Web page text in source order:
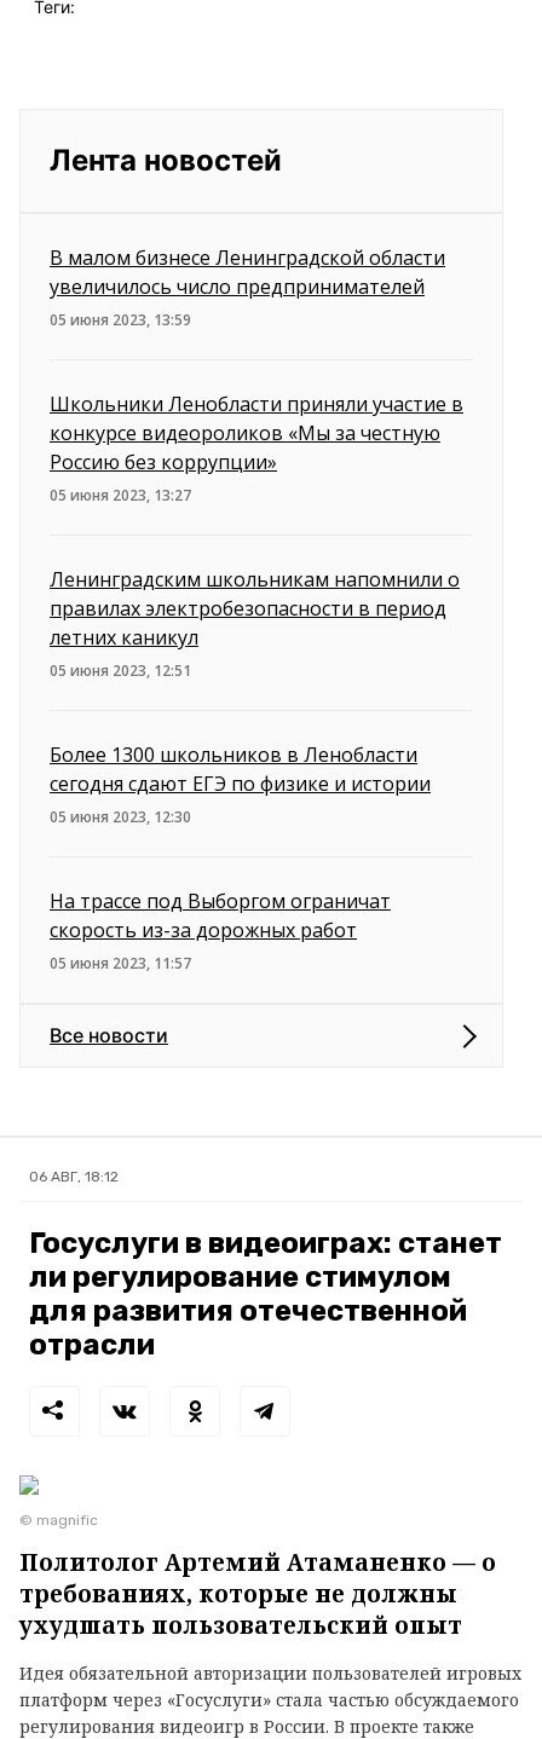
Теги:
Лента новостей
В малом бизнесе Ленинградской области
увеличилось число предпринимателей
05 июня 2023, 13:59
Школьники Ленобласти приняли участие в
конкурсе видеороликов «Мы за честную
Россию без коррупции»
05 июня 2023, 13:27
Ленинградским школьникам напомнили о
правилах электробезопасности в период
летних каникул
05 июня 2023, 12:51
Более 1300 школьников в Ленобласти
сегодня сдают ЕГЭ по физике и истории
05 июня 2023, 12:30
На трассе под Выборгом ограничат
скорость из-за дорожных работ
05 июня 2023, 11:57
Все новости
06 АВГ, 18:12
Госуслуги в видеоиграх: станет
ли регулирование стимулом
для развития отечественной
отрасли
© magnific
Политолог Артемий Атаманенко — о
требованиях, которые не должны
ухудшать пользовательский опыт
Идея обязательной авторизации пользователей игровых
платформ через «Госуслуги» стала частью обсуждаемого
регулирования видеоигр в России. В проекте также